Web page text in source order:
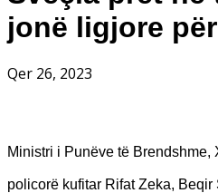
jonë ligjore
Qer 26, 2023
Ministri i Punëve të
policorë kufitar Rifat Zeka,